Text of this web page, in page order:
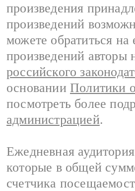
произведения
произведений
можете обратиться на
произведений авторы
российского
основании Политики
посмотреть более
администрацией.
Ежедневная
которые в общей
счетчика